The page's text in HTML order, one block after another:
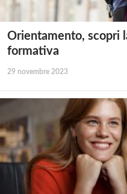
Orientamento, scopri
formativa
29 novembre 2023